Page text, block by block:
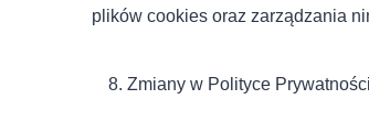
plików cookies oraz zarządzania
Zmiany w Polityce Prywatności